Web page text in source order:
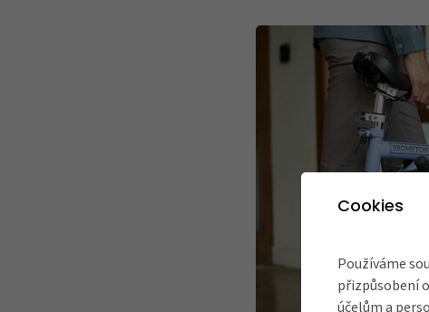
Cookies
Používáme
přizpůsobení
účelům a